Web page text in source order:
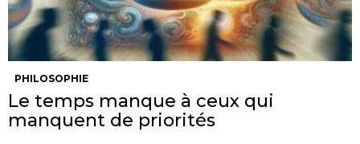
PHILOSOPHIE
Le temps manque à ceux qui
manquent de priorités